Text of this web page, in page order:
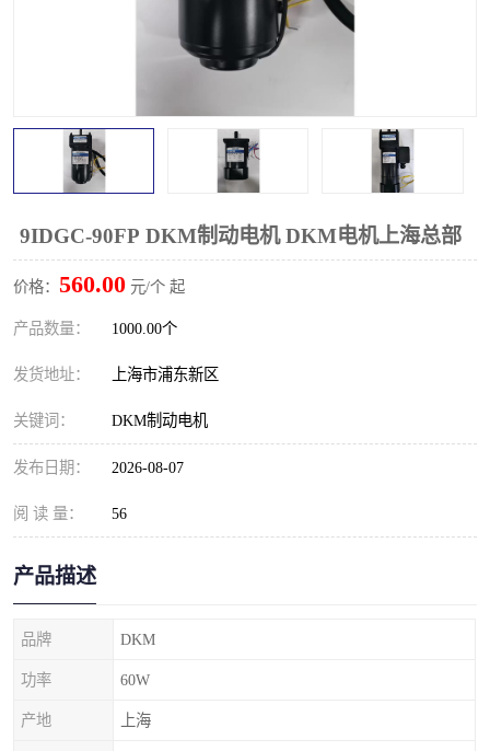
9IDGC-90FP DKM制动电机 DKM电机上海总部
价格： 560.00 元/个 起
产品数量： 1000.00个
发货地址： 上海市浦东新区
关键词： DKM制动电机
发布日期： 2026-08-07
阅 读 量： 56
产品描述
品牌 DKM
功率 60W
产地 上海
东元电机